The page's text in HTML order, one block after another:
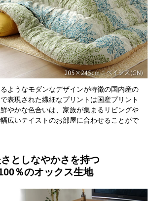
ようなモダンなデザインが特徴の国内産の
表現された繊細なプリントは国産プリント
やかな色合いは、家族が集まるリビングや
広いテイストのお部屋に合わせることがで
としなやかさを持つ
％のオックス生地